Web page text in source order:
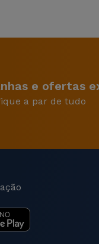
e ofertas
a par de tudo